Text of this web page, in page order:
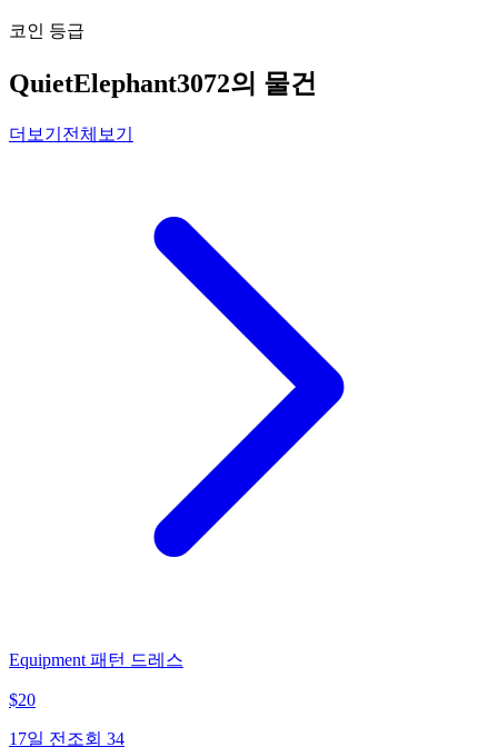
코인 등급
QuietElephant3072의 물건
더보기 전체보기
Equipment 패턴 드레스
$20
17일 전 조회 34